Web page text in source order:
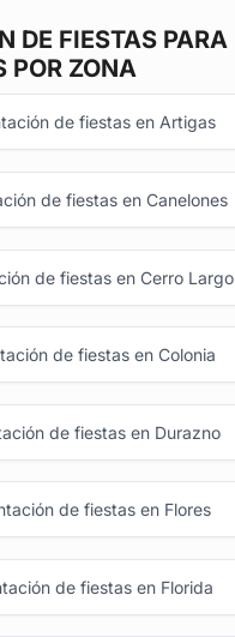
DE FIESTAS PARA
POR ZONA
de fiestas en Artigas
de fiestas en Canelones
de fiestas en Cerro Largo
de fiestas en Colonia
de fiestas en Durazno
de fiestas en Flores
de fiestas en Florida